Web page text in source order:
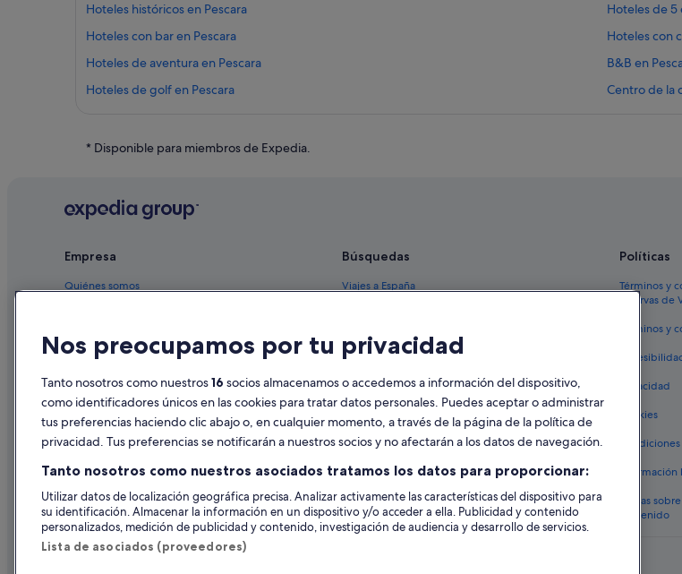
Hoteles históricos en Pescara
Hoteles de 5
Hoteles con bar en Pescara
Hoteles con
Hoteles de aventura en Pescara
B&B en
Hoteles de golf en Pescara
Centro de la
Hoteles baratos en Pescara
Pescara hoteles
Hoteles para bodas en Pescara
Residences en Pescara
Hoteles para
Hoteles que
Pescara
* Disponible para miembros de Expedia.
Empresa
Quiénes somos
Anuncia tu alojamiento
Prensa
Búsquedas
Viajes a España
Alquileres vacacionales España
Vuelos baratos en España
Alquiler de coches en España
Políticas
Términos y
reservas de
Términos y
Privacidad
Cookies
Pautas
contenido
Nos preocupamos por tu privacidad
Tanto nosotros como nuestros16 socios almacenamos o accedemos a información del dispositivo,
como identificadores únicos en las cookies para tratar datos personales. Puedes aceptar o administrar
tus preferencias haciendo clic abajo o, en cualquier momento, a través de la página de la política de
privacidad. Tus preferencias se notificarán a nuestros socios y no afectarán a los datos de navegación.
Tanto nosotros como nuestros asociados tratamos los datos para proporcionar:
Utilizar datos de localización geográfica precisa. Analizar activamente las características del dispositivo para
su identificación. Almacenar la información en un dispositivo y/o acceder a ella. Publicidad y contenido
personalizados, medición de publicidad y contenido, investigación de audiencia y desarrollo de servicios.
Lista de asociados (proveedores)